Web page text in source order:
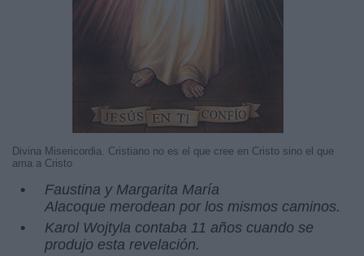
Divina Misericordia. Cristiano no es el que cree en Cristo sino el que
ama a Cristo
Faustina y Margarita María
Alacoque merodean por los mismos caminos.
Karol Wojtyla contaba 11 años cuando se
produjo esta revelación.